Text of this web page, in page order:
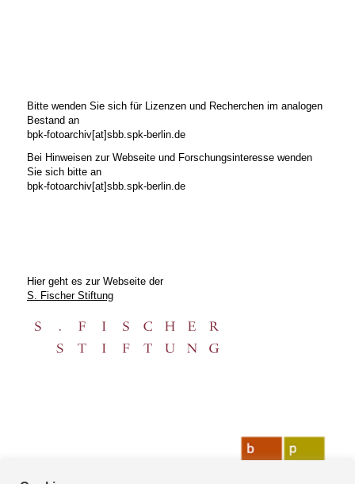
Bitte wenden Sie sich für Lizenzen und Recherchen im analogen
Bestand an
bpk-fotoarchiv[at]sbb.spk-berlin.de
Bei Hinweisen zur Webseite und Forschungsinteresse wenden
Sie sich bitte an
bpk-fotoarchiv[at]sbb.spk-berlin.de
Hier geht es zur Webseite der
S. Fischer Stiftung